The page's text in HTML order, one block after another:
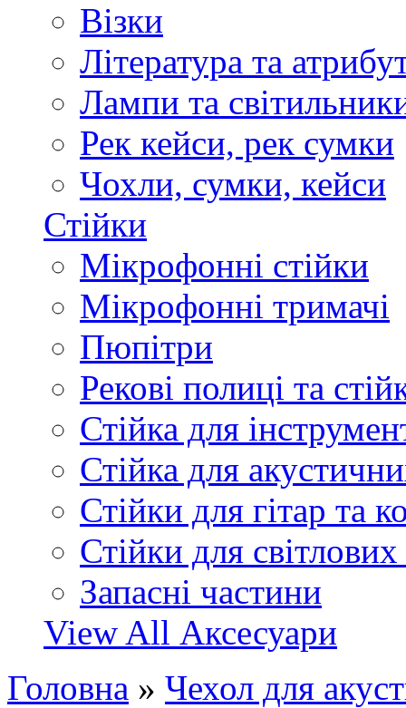
Візки
Література та
Лампи та
Рек кейси, рек сумки
Чохли, сумки, кейси
Стійки
Мікрофонні стійки
Мікрофонні тримачі
Пюпітри
Рекові полиці та
Стійка для
Стійка для
Стійки для гітар та
Стійки для
Запасні частини
View All Аксесуари
Головна » Чехол для